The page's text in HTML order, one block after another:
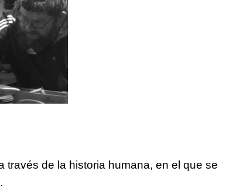
través de la historia humana, en el que se